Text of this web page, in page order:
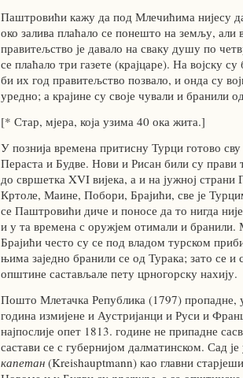
Паштровићи кажу да под Млечићима нијесу
око залива плаћало се понешто на земљу, али
правитељство је давало на сваку душу по
се плаћало три газете (крајцаре). На војску
би их год правитељство позвало, и онда су
уредно; а крајине су своје чували и бранили
[* Стар, мјера, која узима 40 ока жита.]
У познија времена притисну Турци готово
Пераста и Будве. Нови и Рисан били су прави
до свршетка XVI вијека, а и на јужној
Кртоле, Маине, Побори, Брајићи, све је
се Паштровићи диче и поносе да то нигда
и у та времена с оружјем отимали и
Брајићи често су се под владом турском
њима заједно бранили се од Турака; зато се и
општине састављале пету црногорску нахију.
Пошто Млетачка Република (1797) пропадне,
година измијене и Аустријанци и Руси и
најпослије опет 1813. године не припадне
састави се с губернијом далматинском. Сад
капетан (Kreishauptmann) као главни